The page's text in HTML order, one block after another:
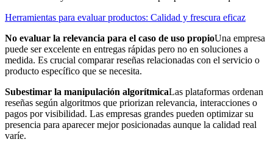
Herramientas para evaluar productos: Calidad y frescura eficaz
No evaluar la relevancia para el caso de uso propioUna empresa
puede ser excelente en entregas rápidas pero no en soluciones a
medida. Es crucial comparar reseñas relacionadas con el servicio o
producto específico que se necesita.
Subestimar la manipulación algorítmicaLas plataformas ordenan
reseñas según algoritmos que priorizan relevancia, interacciones o
pagos por visibilidad. Las empresas grandes pueden optimizar su
presencia para aparecer mejor posicionadas aunque la calidad real
varíe.